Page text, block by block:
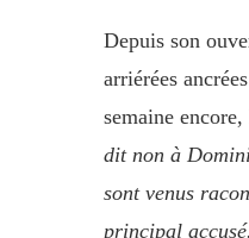
Depuis son
arriérées
semaine
dit non à
sont venus
principal accusé.